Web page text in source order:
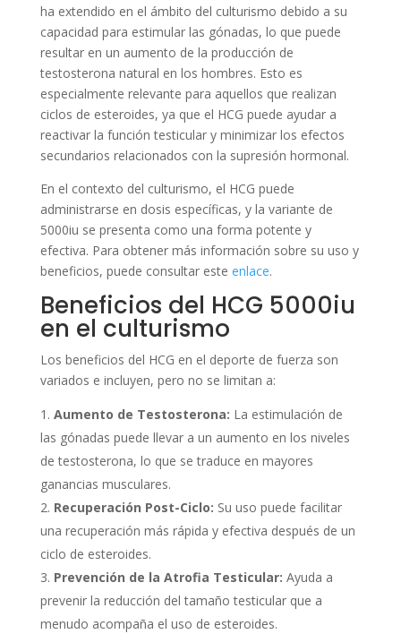
ha extendido en el ámbito del culturismo debido a su
capacidad para estimular las gónadas, lo que puede
resultar en un aumento de la producción de
testosterona natural en los hombres. Esto es
especialmente relevante para aquellos que realizan
ciclos de esteroides, ya que el HCG puede ayudar a
reactivar la función testicular y minimizar los efectos
secundarios relacionados con la supresión hormonal.
En el contexto del culturismo, el HCG puede
administrarse en dosis específicas, y la variante de
5000iu se presenta como una forma potente y
efectiva. Para obtener más información sobre su uso y
beneficios, puede consultar este enlace.
Beneficios del HCG 5000iu
en el culturismo
Los beneficios del HCG en el deporte de fuerza son
variados e incluyen, pero no se limitan a:
Aumento de Testosterona: La estimulación de
las gónadas puede llevar a un aumento en los niveles
de testosterona, lo que se traduce en mayores
ganancias musculares.
Recuperación Post-Ciclo: Su uso puede facilitar
una recuperación más rápida y efectiva después de un
ciclo de esteroides.
Prevención de la Atrofia Testicular: Ayuda a
prevenir la reducción del tamaño testicular que a
menudo acompaña el uso de esteroides.